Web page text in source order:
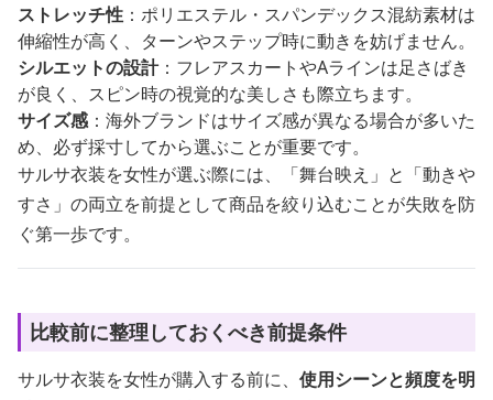
ストレッチ性 ：ポリエステル・スパンデックス混紡素材は
伸縮性が高く、ターンやステップ時に動きを妨げません。
シルエットの設計：フレアスカートやAラインは足さばき
が良く、スピン時の視覚的な美しさも際立ちます。
サイズ感：海外ブランドはサイズ感が異なる場合が多いた
め、必ず採寸してから選ぶことが重要です。
サルサ衣装を女性が選ぶ際には、「舞台映え」と「動きや
すさ」の両立を前提として商品を絞り込むことが失敗を防
ぐ第一歩です。
比較前に整理しておくべき前提条件
サルサ衣装を女性が購入する前に、 使用シーンと頻度を明